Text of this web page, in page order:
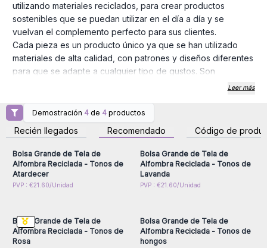
utilizando materiales reciclados, para crear productos
sostenibles que se puedan utilizar en el día a día y se
vuelvan el complemento perfecto para sus clientes.
Cada pieza es un producto único ya que se han utilizado
materiales de alta calidad, con patrones y diseños diferentes
para que se adapte a cualquier tipo de gustos. Son
duraderos y versátiles, puede utilizarse tanto como bolso de
ventajas es un producto responsable con el medio
ambiente.
AW Artisan España, ofrece diferentes tonos, desde tonos de
atardecer hasta tonos rosas ¡escoja el que mejor le
convenga para que sienta o el que más le guste!
Información del producto:
- Cuenta con cremallera para asegurar los objetos
- Cuenta con bolsillo interior para guardar objetos pequeños
como carteras, llaves o el móvil.
Leer más
Demostración 4 de 4 productos
Recién llegados Recomendado Código de
Inicie sesión o regístrese
para obtener precios al
por mayor
Bolsa Grande de Tela de
Alfombra Reciclada - Tonos de
Atardecer
PVP : €21.60/Unidad
para obtener precios al
por mayor
Bolsa Grande de Tela de
Alfombra Reciclada - Tonos de
Lavanda
PVP : €21.60/Unidad
Inicie sesión o regístrese
Bolsa Grande de Tela de
Alfombra Reciclada - Tonos de
Rosa
Inicie sesión o regístrese
Bolsa Grande de Tela de
Alfombra Reciclada - Tonos de
hongos